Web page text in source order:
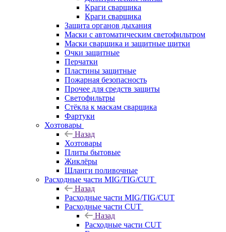
Краги сварщика
Краги сварщика
Защита органов дыхания
Маски с автоматическим светофильтром
Маски сварщика и защитные щитки
Очки защитные
Перчатки
Пластины защитные
Пожарная безопасность
Прочее для средств защиты
Светофильтры
Стёкла к маскам сварщика
Фартуки
Хозтовары
Назад
Хозтовары
Плиты бытовые
Жиклёры
Шланги поливочные
Расходные части MIG/TIG/CUT
Назад
Расходные части MIG/TIG/CUT
Расходные части CUT
Назад
Расходные части CUT